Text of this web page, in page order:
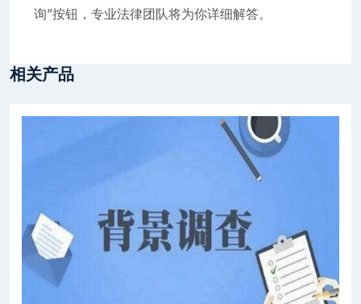
询”按钮，专业法律团队将为你详细解答。
相关产品